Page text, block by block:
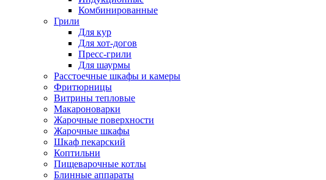
Комбинированные
Грили
Для кур
Для хот-догов
Пресс-грили
Для шаурмы
Расстоечные шкафы и камеры
Фритюрницы
Витрины тепловые
Макароноварки
Жарочные поверхности
Жарочные шкафы
Шкаф пекарский
Коптильни
Пищеварочные котлы
Блинные аппараты